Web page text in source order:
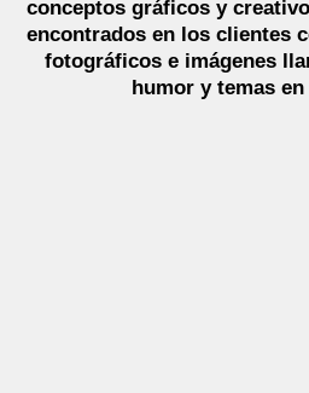
conceptos gráficos y
encontrados en los clientes
fotográficos e imágenes
humor y temas